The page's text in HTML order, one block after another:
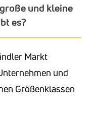
und kleine
es?
Markt
und
Größenklassen